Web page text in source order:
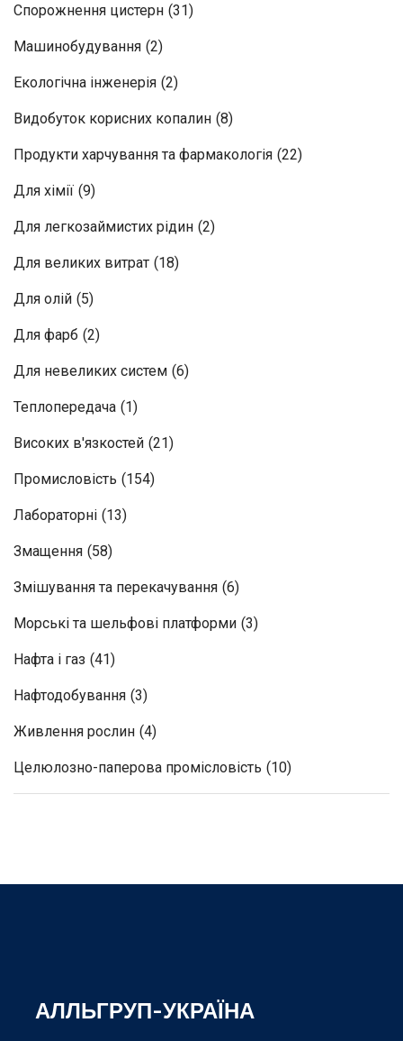
Спорожнення цистерн (31)
Машинобудування (2)
Екологічна інженерія (2)
Видобуток корисних копалин (8)
Продукти харчування та фармакологія (22)
Для хімії (9)
Для легкозаймистих рідин (2)
Для великих витрат (18)
Для олій (5)
Для фарб (2)
Для невеликих систем (6)
Теплопередача (1)
Високих в'язкостей (21)
Промисловість (154)
Лабораторні (13)
Змащення (58)
Змішування та перекачування (6)
Морські та шельфові платформи (3)
Нафта і газ (41)
Нафтодобування (3)
Живлення рослин (4)
Целюлозно-паперова промісловість (10)
АЛЛЬГРУП-УКРАЇНА